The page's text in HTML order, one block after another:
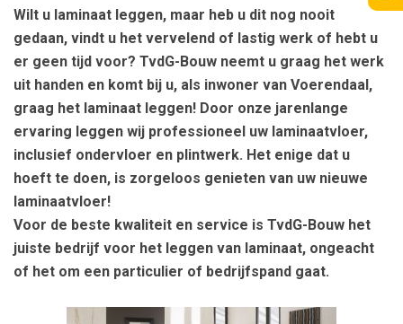
Wilt u laminaat leggen, maar heb u dit nog nooit
gedaan, vindt u het vervelend of lastig werk of hebt u
er geen tijd voor? TvdG-Bouw neemt u graag het werk
uit handen en komt bij u, als inwoner van Voerendaal,
graag het laminaat leggen! Door onze jarenlange
ervaring leggen wij professioneel uw laminaatvloer,
inclusief ondervloer en plintwerk. Het enige dat u
hoeft te doen, is zorgeloos genieten van uw nieuwe
laminaatvloer!
Voor de beste kwaliteit en service is TvdG-Bouw het
juiste bedrijf voor het leggen van laminaat, ongeacht
of het om een particulier of bedrijfspand gaat.